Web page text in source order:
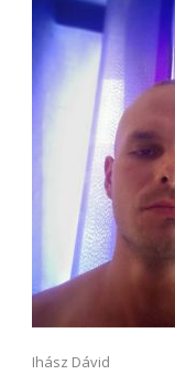
Ihász Dávid